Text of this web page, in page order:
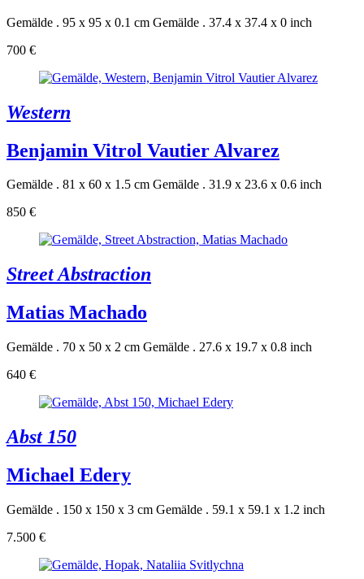
Gemälde . 95 x 95 x 0.1 cm Gemälde . 37.4 x 37.4 x 0 inch
700 €
Western
Benjamin Vitrol Vautier Alvarez
Gemälde . 81 x 60 x 1.5 cm Gemälde . 31.9 x 23.6 x 0.6 inch
850 €
Street Abstraction
Matias Machado
Gemälde . 70 x 50 x 2 cm Gemälde . 27.6 x 19.7 x 0.8 inch
640 €
Abst 150
Michael Edery
Gemälde . 150 x 150 x 3 cm Gemälde . 59.1 x 59.1 x 1.2 inch
7.500 €